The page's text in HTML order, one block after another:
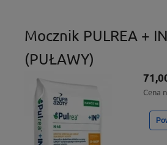
Mocznik PULREA +
(PUŁAWY)
Cena